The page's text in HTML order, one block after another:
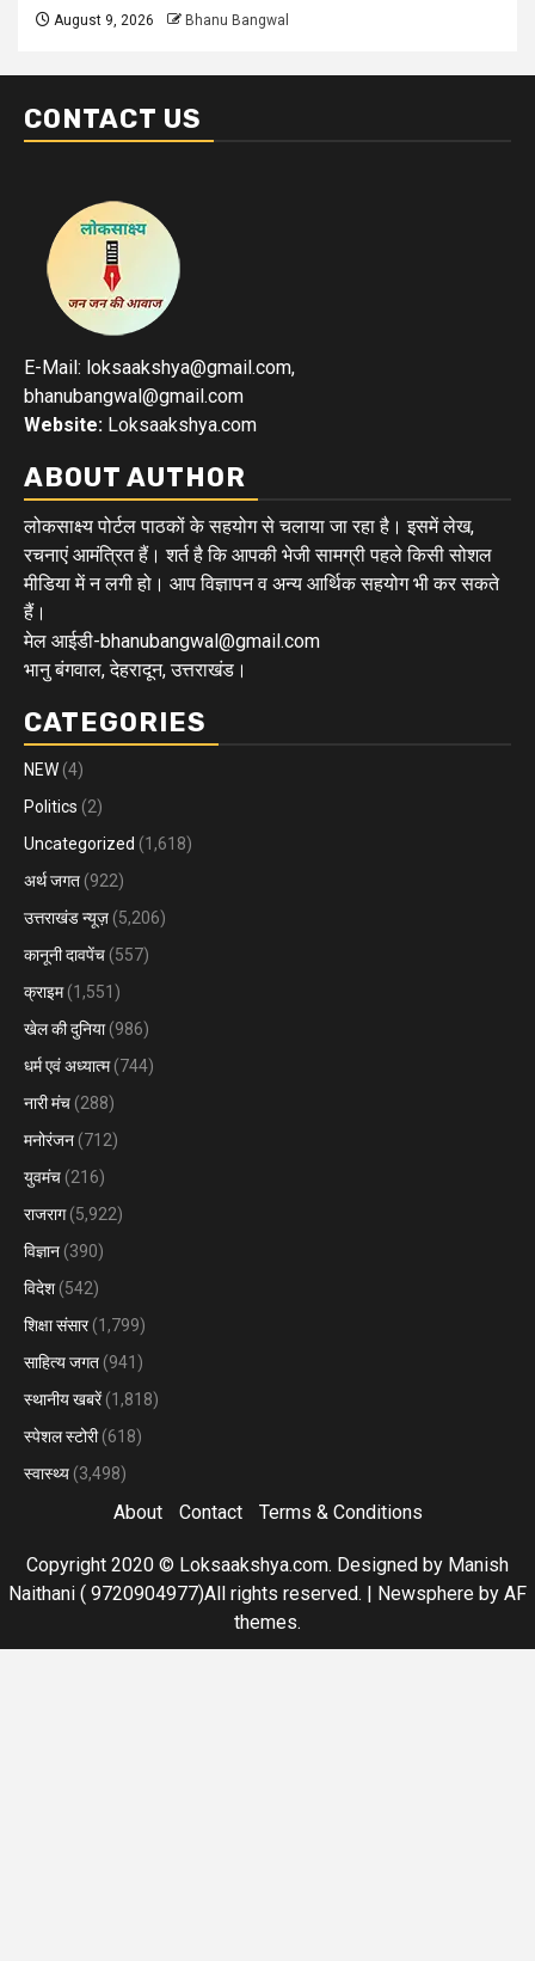
August 9, 2026 Bhanu Bangwal
CONTACT US
E-Mail: loksaakshya@gmail.com,
bhanubangwal@gmail.com
Website: Loksaakshya.com
ABOUT AUTHOR
लोकसाक्ष्य पोर्टल पाठकों के सहयोग से चलाया जा रहा है। इसमें लेख,
रचनाएं आमंत्रित हैं। शर्त है कि आपकी भेजी सामग्री पहले किसी सोशल
मीडिया में न लगी हो। आप विज्ञापन व अन्य आर्थिक सहयोग भी कर सकते
हैं।
मेल आईडी-bhanubangwal@gmail.com
भानु बंगवाल, देहरादून, उत्तराखंड।
CATEGORIES
NEW (4)
Politics (2)
Uncategorized (1,618)
अर्थ जगत (922)
उत्तराखंड न्यूज़ (5,206)
कानूनी दावपेंच (557)
क्राइम(1,551)
खेल की दुनिया(986)
धर्म एवं अध्यात्म(744)
नारी मंच (288)
मनोरंजन (712)
युवमंच (216)
राजराग(5,922)
विज्ञान (390)
विदेश (542)
शिक्षा संसार(1,799)
साहित्य जगत (941)
स्थानीय खबरें(1,818)
स्पेशल स्टोरी(618)
स्वास्थ्य (3,498)
About Contact Terms & Conditions
Copyright 2020 © Loksaakshya.com. Designed by Manish
Naithani ( 9720904977)All rights reserved. | Newsphere by AF
themes.